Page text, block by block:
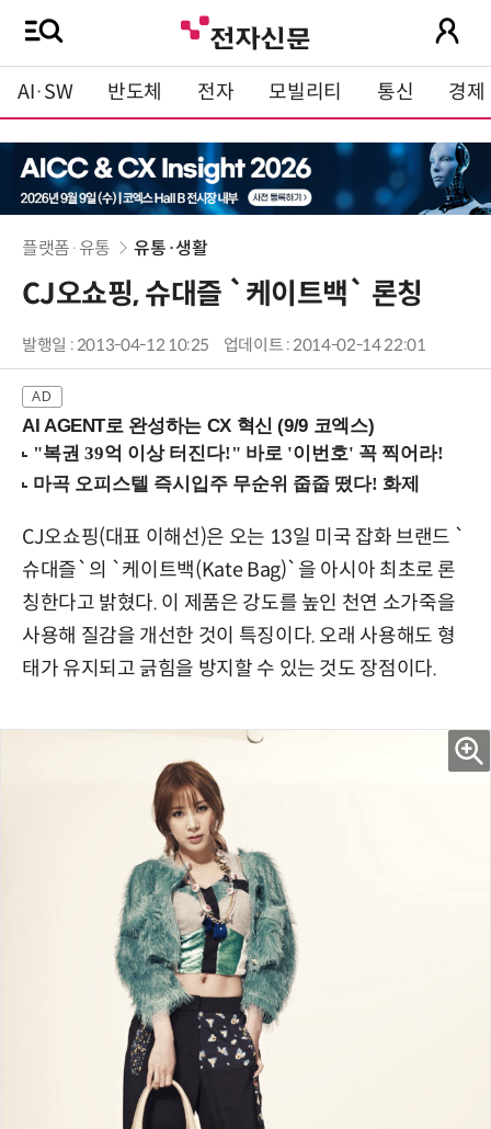
AI·SW 반도체 전자 모빌리티 통신 경제
플랫폼·유통 유통·생활
CJ오쇼핑, 슈대즐 `케이트백` 론칭
발행일 : 2013-04-12 10:25 업데이트 : 2014-02-14 22:01
AI AGENT로 완성하는 CX 혁신 (9/9 코엑스)
CJ오쇼핑(대표 이해선)은 오는 13일 미국 잡화 브랜드 `
슈대즐`의 `케이트백(Kate Bag)`을 아시아 최초로 론
칭한다고 밝혔다. 이 제품은 강도를 높인 천연 소가죽을
사용해 질감을 개선한 것이 특징이다. 오래 사용해도 형
태가 유지되고 긁힘을 방지할 수 있는 것도 장점이다.